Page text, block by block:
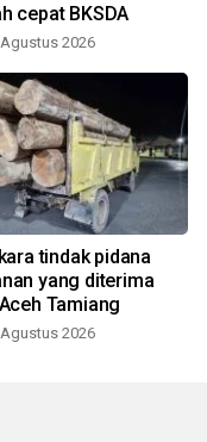
cepat BKSDA
2026
tindak pidana
yang diterima
Tamiang
2026